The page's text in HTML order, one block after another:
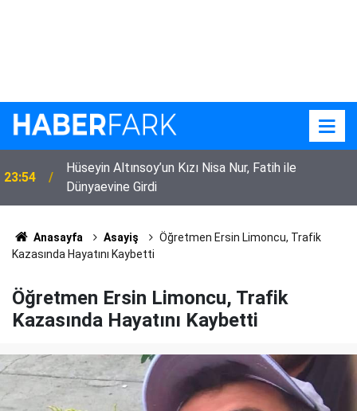
23:54
Hüseyin Altınsoy’un Kızı Nisa Nur, Fatih ile
Dünyaevine Girdi
Anasayfa Asayiş
Öğretmen Ersin Limoncu, Trafik
Kazasında Hayatını Kaybetti
Öğretmen Ersin Limoncu, Trafik
Kazasında Hayatını Kaybetti